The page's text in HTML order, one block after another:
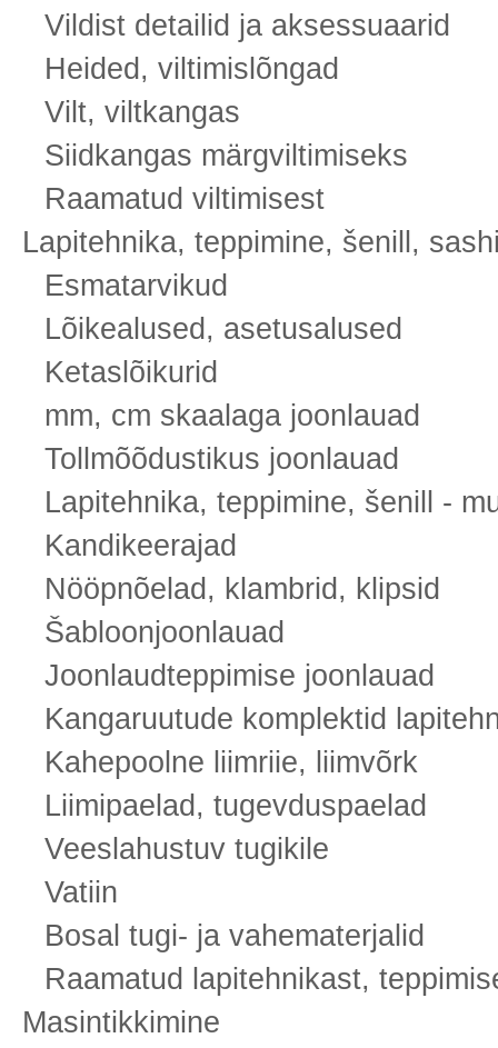
Vildist detailid ja aksessuaarid
Heided, viltimislõngad
Vilt, viltkangas
Siidkangas märgviltimiseks
Raamatud viltimisest
Lapitehnika, teppimine, šenill,
Esmatarvikud
Lõikealused, asetusalused
Ketaslõikurid
mm, cm skaalaga joonlauad
Tollmõõdustikus joonlauad
Lapitehnika, teppimine, šenill -
Kandikeerajad
Nööpnõelad, klambrid, klipsid
Šabloonjoonlauad
Joonlaudteppimise joonlauad
Kangaruutude komplektid
Kahepoolne liimriie, liimvõrk
Liimipaelad, tugevduspaelad
Veeslahustuv tugikile
Vatiin
Bosal tugi- ja vahematerjalid
Raamatud lapitehnikast,
Masintikkimine